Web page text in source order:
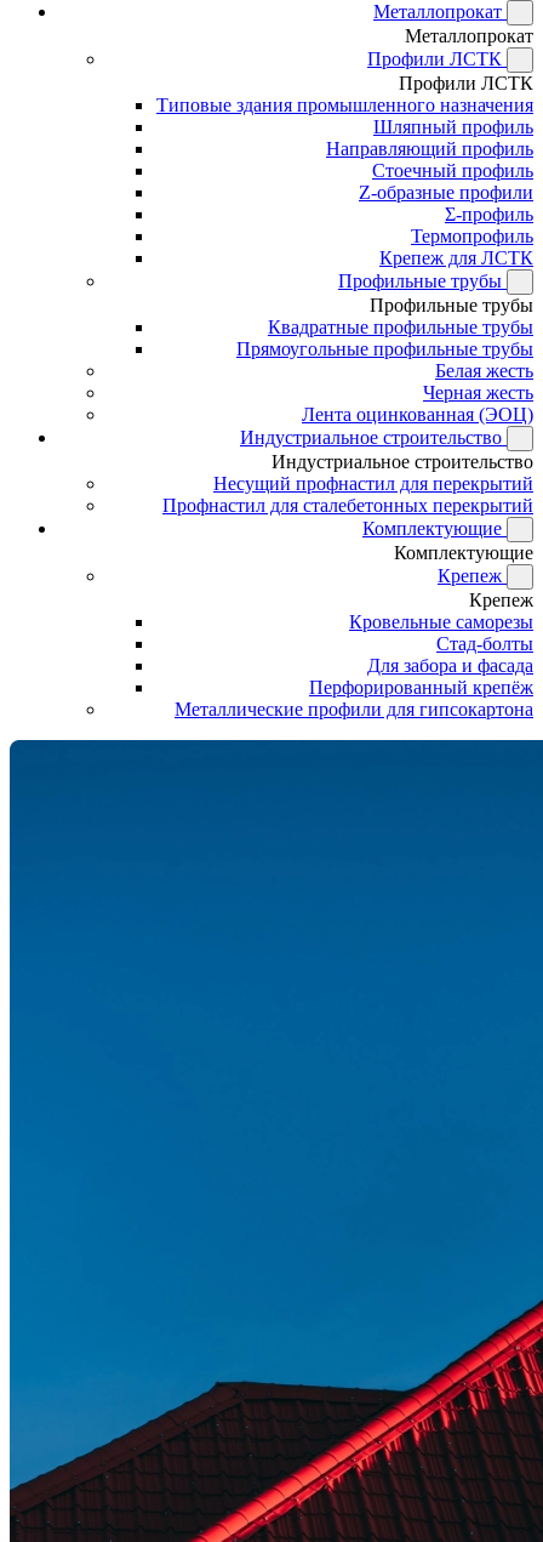
Металлопрокат
Металлопрокат
Профили ЛСТК
Профили ЛСТК
Типовые здания промышленного назначения
Шляпный профиль
Направляющий профиль
Стоечный профиль
Z-образные профили
Σ-профиль
Термопрофиль
Крепеж для ЛСТК
Профильные трубы
Профильные трубы
Квадратные профильные трубы
Прямоугольные профильные трубы
Белая жесть
Черная жесть
Лента оцинкованная (ЭОЦ)
Индустриальное строительство
Индустриальное строительство
Несущий профнастил для перекрытий
Профнастил для сталебетонных перекрытий
Комплектующие
Комплектующие
Крепеж
Крепеж
Кровельные саморезы
Стад-болты
Для забора и фасада
Перфорированный крепёж
Металлические профили для гипсокартона